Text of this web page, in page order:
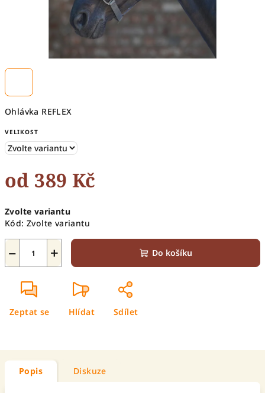
Ohlávka REFLEX
VELIKOST
od 389 Kč
cena:
Zvolte variantu
Kód: Zvolte variantu
+
− Do košíku
Zeptat se Hlídat Sdílet
Popis Diskuze